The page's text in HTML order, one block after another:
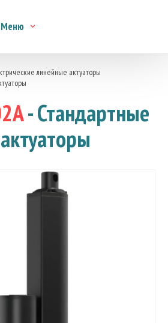
Меню
линейные актуаторы
- Стандартные